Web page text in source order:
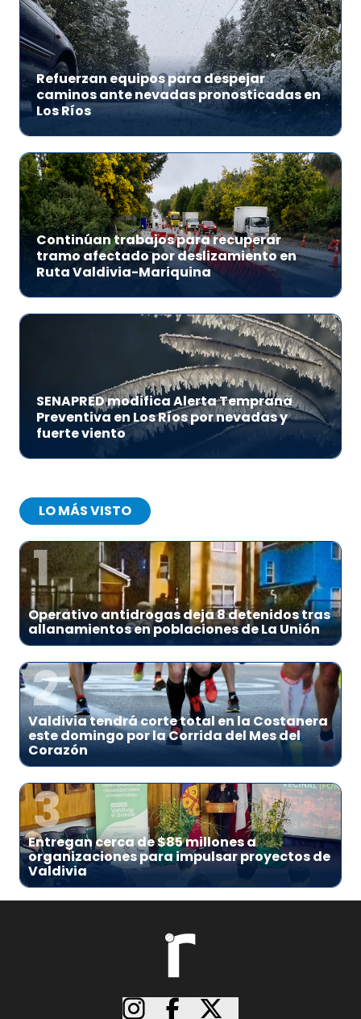
Refuerzan equipos para despejar
caminos ante nevadas pronosticadas en
Los Ríos
Continúan trabajos para recuperar
tramo afectado por deslizamiento en
Ruta Valdivia-Mariquina
SENAPRED modifica Alerta Temprana
Preventiva en Los Ríos por nevadas y
fuerte viento
LO MÁS VISTO
1
Operativo antidrogas deja 8 detenidos tras
allanamientos en poblaciones de La Unión
2
Valdivia tendrá corte total en la Costanera
este domingo por la Corrida del Mes del
Corazón
3
Entregan cerca de $85 millones a
organizaciones para impulsar proyectos de
Valdivia